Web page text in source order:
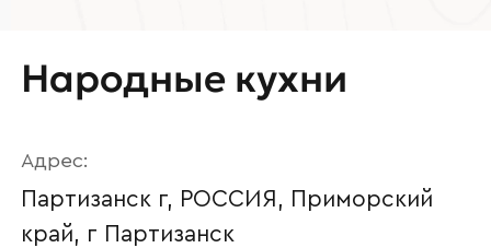
Народные кухни
Адрес:
Партизанск г, РОССИЯ, Приморский
край, г Партизанск